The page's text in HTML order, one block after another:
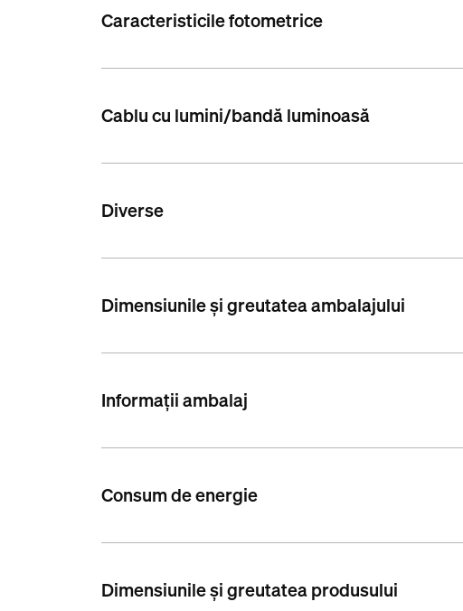
Caracteristicile fotometrice
Cablu cu lumini/bandă luminoasă
Diverse
Dimensiunile și greutatea ambalajului
Informații ambalaj
Consum de energie
Dimensiunile și greutatea produsului